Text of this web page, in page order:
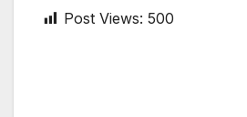
Post Views: 500